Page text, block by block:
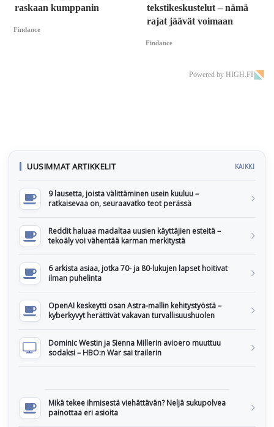
raskaan kumppanin
Findance
tekstikeskustelut – nämä
rajat jäävät voimaan
Findance
Powered by HIGH.FI
UUSIMMAT ARTIKKELIT KAIKKI
9 lausetta, joista välittäminen usein kuuluu –
ratkaisevaa on, seuraavatko teot perässä
Reddit haluaa madaltaa uusien käyttäjien esteitä –
tekoäly voi vähentää karman merkitystä
6 arkista asiaa, jotka 70- ja 80-lukujen lapset hoitivat
ilman puhelinta
OpenAI keskeytti osan Astra-mallin kehitystyöstä –
kyberkyvyt herättivät vakavan turvallisuushuolen
Dominic Westin ja Sienna Millerin avioero muuttuu
sodaksi – HBO:n War sai trailerin
Mikä tekee ihmisestä viehättävän? Neljä sukupolvea
painottaa eri asioita